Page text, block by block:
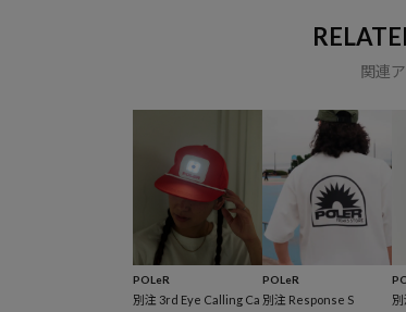
関連
POLeR
別注 3rd Eye Calling Ca
POLeR
別注 Response S